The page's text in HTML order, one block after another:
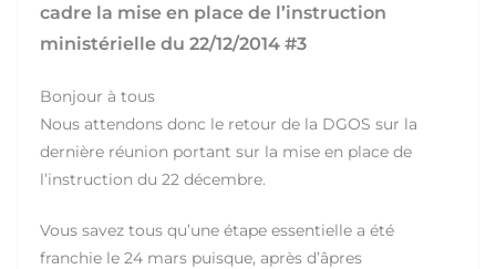
cadre la mise en place de l’instruction
ministérielle du 22/12/2014 #3
Bonjour à tous
Nous attendons donc le retour de la DGOS sur la
dernière réunion portant sur la mise en place de
l’instruction du 22 décembre.
Vous savez tous qu’une étape essentielle a été
franchie le 24 mars puisque, après d’âpres